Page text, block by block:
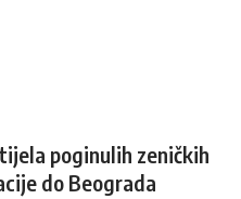
poginulih zeničkih
do Beograda